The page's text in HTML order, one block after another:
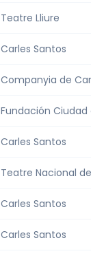
Teatre Lliure
Carles Santos
Companyia de
Fundación Ciudad
Carles Santos
Teatre Nacional
Carles Santos
Carles Santos